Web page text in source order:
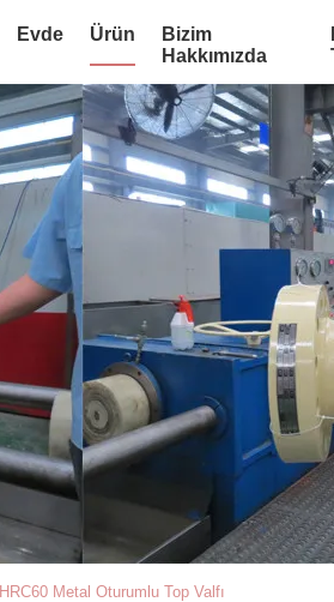
Evde Ürün
Bizim
Hakkımızda
HRC60 Metal Oturumlu Top Valfı